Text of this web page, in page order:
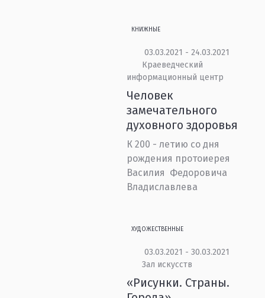
КНИЖНЫЕ
03.03.2021 - 24.03.2021
Краеведческий
информационный центр
Человек
замечательного
духовного здоровья
К 200 - летию со дня
рождения протоиерея
Василия Федоровича
Владиславлева
ХУДОЖЕСТВЕННЫЕ
03.03.2021 - 30.03.2021
Зал искусств
«Рисунки. Страны.